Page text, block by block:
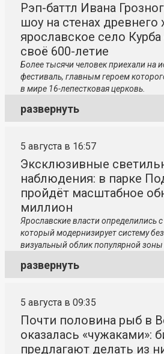
Рэп-баттл Ивана
шоу на стенах древнего
ярославское село
своё 600-летие
Более тысячи человек приехали на
фестиваль, главным героем
в мире 16-лепестковая церковь.
развернуть
5 августа в 16:57
Эксклюзивные
наблюдения: в парке
пройдёт масштабное
миллион
Ярославские власти определились
который модернизирует систему
визуальный облик популярной зоны
развернуть
5 августа в 09:35
Почти половина рыб в
оказалась «чужаками»:
предлагают делать из